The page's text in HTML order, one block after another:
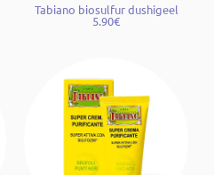
Tabiano biosulfur dushigeel
5.90€